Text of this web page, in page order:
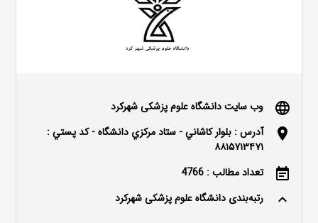
language وب سایت دانشگاه علوم پزشکی شهرکرد
location_on
آدرس : بلوار كاشاني - ستاد مركزي دانشگاه - كد پستي :
۸۸۱۵۷۱۳۴۷۱
event_note تعداد مطالب : 4766
keyboard_arrow_up رتبه‌بندی دانشگاه علوم پزشکی شهرکرد